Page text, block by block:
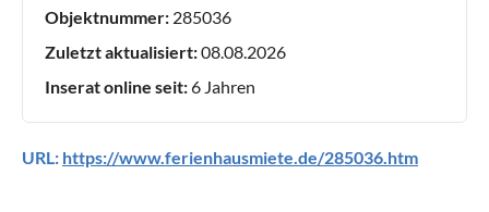
Objektnummer: 285036
Zuletzt aktualisiert:08.08.2026
Inserat online seit:6 Jahren
URL: https://www.ferienhausmiete.de/285036.htm